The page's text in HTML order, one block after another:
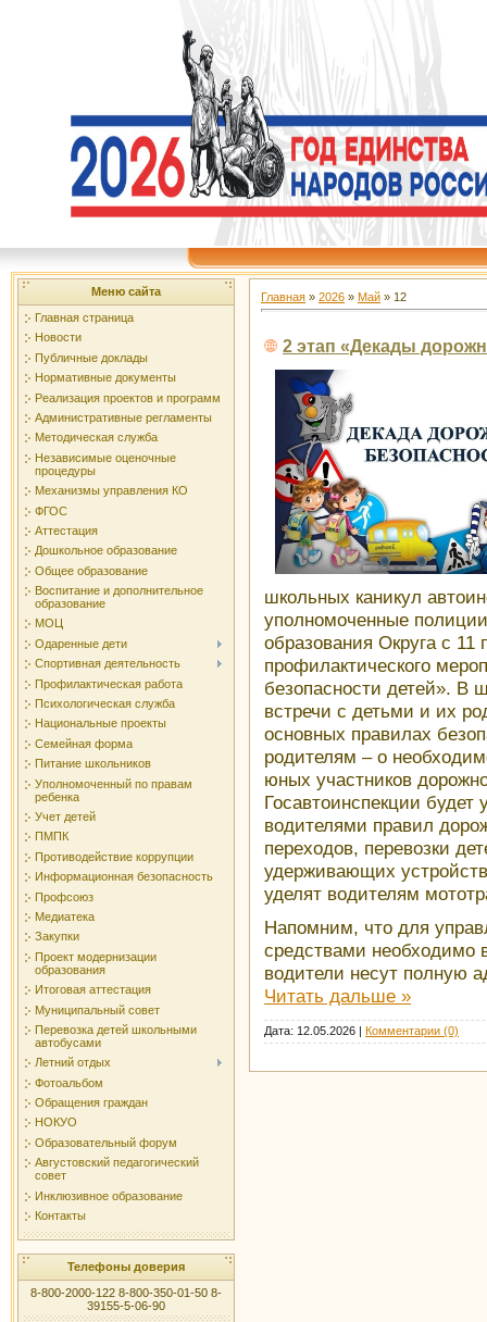
Меню сайта
Главная страница
Новости
Публичные доклады
Нормативные документы
Реализация проектов и программ
Административные регламенты
Методическая служба
Независимые оценочные
процедуры
Механизмы управления КО
ФГОС
Аттестация
Дошкольное образование
Общее образование
Воспитание и дополнительное
образование
МОЦ
Одаренные дети
Спортивная деятельность
Профилактическая работа
Психологическая служба
Национальные проекты
Семейная форма
Питание школьников
Уполномоченный по правам
ребенка
Учет детей
ПМПК
Противодействие коррупции
Информационная безопасность
Профсоюз
Медиатека
Закупки
Проект модернизации
образования
Итоговая аттестация
Муниципальный совет
Перевозка детей школьными
автобусами
Летний отдых
Фотоальбом
Обращения граждан
НОКУО
Образовательный форум
Августовский педагогический
совет
Инклюзивное образование
Контакты
Телефоны доверия
8-800-2000-122 8-800-350-01-50 8-
39155-5-06-90
Главная » 2026 » Май » 12
2 этап «Декады
школьных каникул
уполномоченные
образования Округа с 11
профилактического
безопасности детей». В
встречи с детьми и их
основных правилах
родителям – о
юных участников
Госавтоинспекции
водителями правил
переходов, перевозки
удерживающих
уделят водителям
Напомним, что для
средствами необходимо
водители несут полную
Читать дальше »
Дата: 12.05.2026 | Комментарии (0)